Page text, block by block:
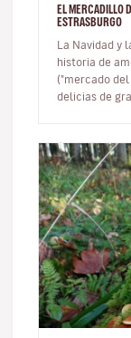
EL MERCADILLO
ESTRASBURGO
La Navidad y
historia de
("mercado
delicias de